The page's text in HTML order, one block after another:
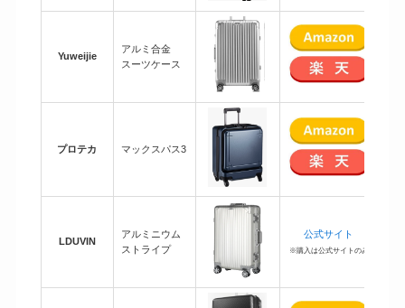
Yuweijie
アルミ合金
スーツケース
プロテカ マックスパス3
LDUVIN
アルミニウム
ストライプ
公式サイト
※購入は公式サイトのみ